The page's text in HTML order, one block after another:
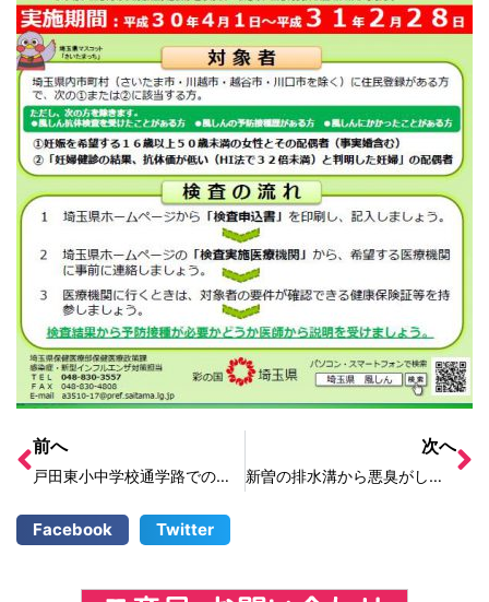
前へ
戸田東小中学校通学路での事故について情報がなく不安だ
次へ
新曽の排水溝から悪臭がして、蚊が発生している
Facebook Twitter